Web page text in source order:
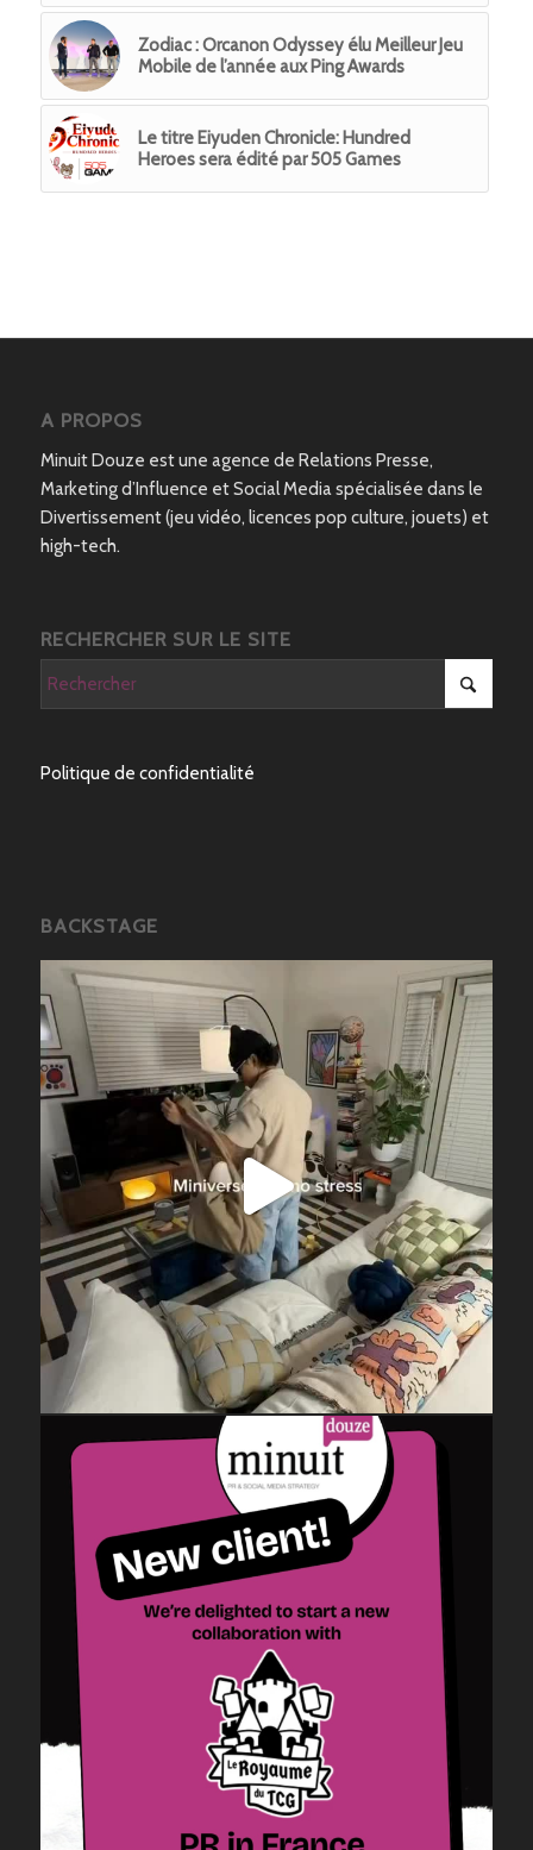
Zodiac : Orcanon Odyssey élu Meilleur Jeu
Mobile de l’année aux Ping Awards
Le titre Eiyuden Chronicle: Hundred
Heroes sera édité par 505 Games
A PROPOS
Minuit Douze est une agence de Relations Presse,
Marketing d’Influence et Social Media spécialisée dans le
Divertissement (jeu vidéo, licences pop culture, jouets) et
high-tech.
RECHERCHER SUR LE SITE
Politique de confidentialité
BACKSTAGE